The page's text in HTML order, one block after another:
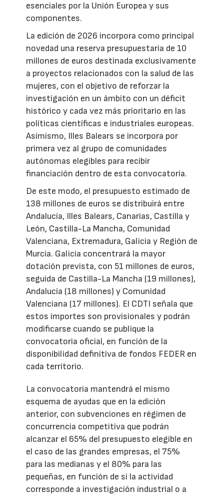
esenciales por la Unión Europea y sus
componentes.
La edición de 2026 incorpora como principal
novedad una reserva presupuestaria de 10
millones de euros destinada exclusivamente
a proyectos relacionados con la salud de las
mujeres, con el objetivo de reforzar la
investigación en un ámbito con un déficit
histórico y cada vez más prioritario en las
políticas científicas e industriales europeas.
Asimismo, Illes Balears se incorpora por
primera vez al grupo de comunidades
autónomas elegibles para recibir
financiación dentro de esta convocatoria.
De este modo, el presupuesto estimado de
138 millones de euros se distribuirá entre
Andalucía, Illes Balears, Canarias, Castilla y
León, Castilla-La Mancha, Comunidad
Valenciana, Extremadura, Galicia y Región de
Murcia. Galicia concentrará la mayor
dotación prevista, con 51 millones de euros,
seguida de Castilla-La Mancha (19 millones),
Andalucía (18 millones) y Comunidad
Valenciana (17 millones). El CDTI señala que
estos importes son provisionales y podrán
modificarse cuando se publique la
convocatoria oficial, en función de la
disponibilidad definitiva de fondos FEDER en
cada territorio.
La convocatoria mantendrá el mismo
esquema de ayudas que en la edición
anterior, con subvenciones en régimen de
concurrencia competitiva que podrán
alcanzar el 65% del presupuesto elegible en
el caso de las grandes empresas, el 75%
para las medianas y el 80% para las
pequeñas, en función de si la actividad
corresponde a investigación industrial o a